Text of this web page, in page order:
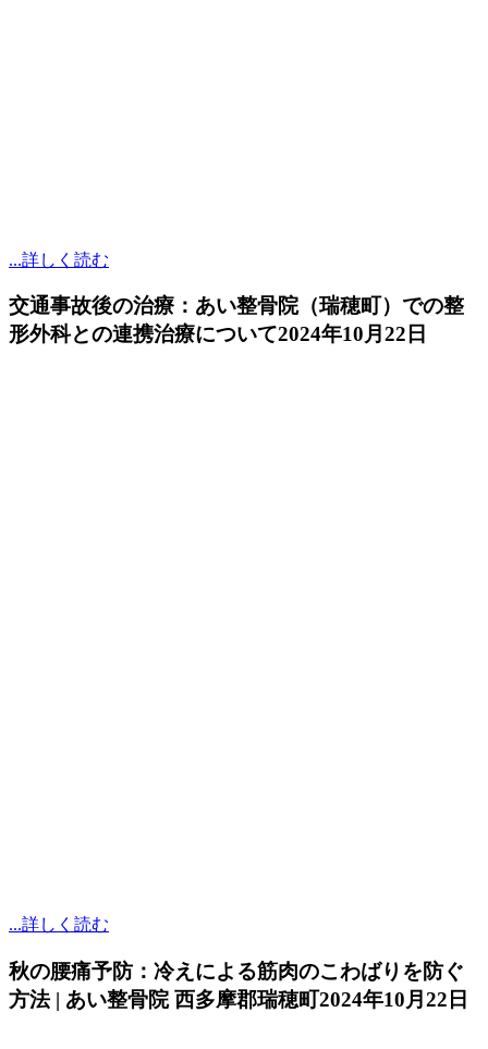
...詳しく読む
交通事故後の治療：あい整骨院（瑞穂町）での整
形外科との連携治療について2024年10月22日
...詳しく読む
秋の腰痛予防：冷えによる筋肉のこわばりを防ぐ
方法 | あい整骨院 西多摩郡瑞穂町2024年10月22日